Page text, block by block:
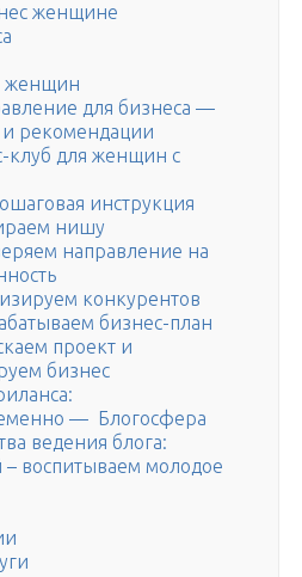
женщине
женщин
для бизнеса —
рекомендации
для женщин с
инструкция
нишу
направление на
конкурентов
бизнес-план
проект и
бизнес
— Блогосфера
ведения блога:
– воспитываем молодое